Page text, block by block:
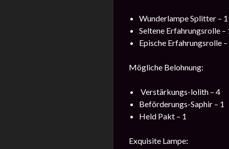
Wunderlampe Splitter – 1
Seltene Erfahrungsrolle –
Epische Erfahrungsrolle –
Mögliche Belohnung:
Verstärkungs-lolith – 4
Beförderungs-Saphir – 1
Held Pakt – 1
Exquisite Lampe: